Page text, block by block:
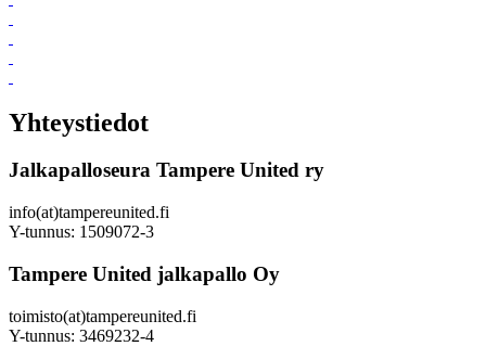
Yhteystiedot
Jalkapalloseura Tampere United ry
info(at)tampereunited.fi
Y-tunnus: 1509072-3
Tampere United jalkapallo Oy
toimisto(at)tampereunited.fi
Y-tunnus: 3469232-4